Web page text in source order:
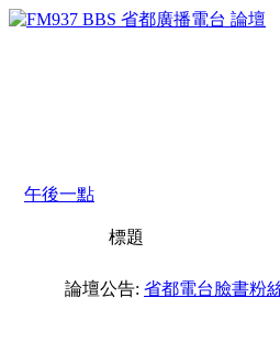
午後一點
標題
論壇公告: 省都電台臉書粉